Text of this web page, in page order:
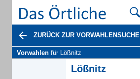
ZURÜCK ZUR VORWAHLENSUCHE
Vorwahlen für Lößnitz
Lößnitz